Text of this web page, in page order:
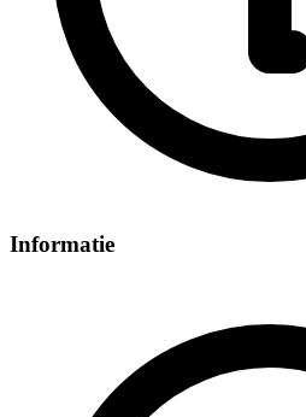
Informatie